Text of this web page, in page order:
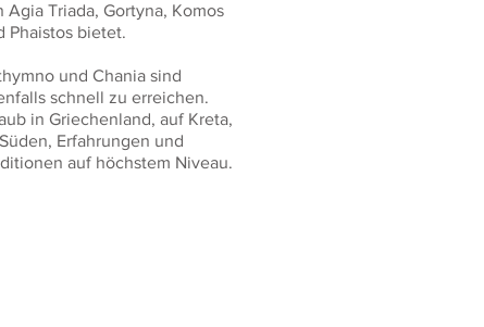
Agia Triada, Gortyna, Komos
Phaistos bietet.
und Chania sind
schnell zu erreichen.
in Griechenland, auf Kreta,
Erfahrungen und
auf höchstem Niveau.